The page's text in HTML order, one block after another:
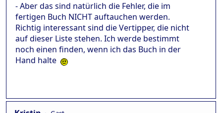
- Aber das sind natürlich die Fehler, die im
fertigen Buch NICHT auftauchen werden.
Richtig interessant sind die Vertipper, die nicht
auf dieser Liste stehen. Ich werde bestimmt
noch einen finden, wenn ich das Buch in der
Hand halte